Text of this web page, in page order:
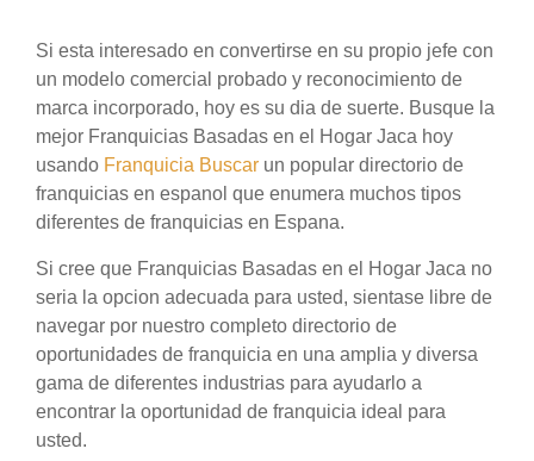
Si esta interesado en convertirse en su propio jefe con
un modelo comercial probado y reconocimiento de
marca incorporado, hoy es su dia de suerte. Busque la
mejor Franquicias Basadas en el Hogar Jaca hoy
usando Franquicia Buscar un popular directorio de
franquicias en espanol que enumera muchos tipos
diferentes de franquicias en Espana.
Si cree que Franquicias Basadas en el Hogar Jaca no
seria la opcion adecuada para usted, sientase libre de
navegar por nuestro completo directorio de
oportunidades de franquicia en una amplia y diversa
gama de diferentes industrias para ayudarlo a
encontrar la oportunidad de franquicia ideal para
usted.